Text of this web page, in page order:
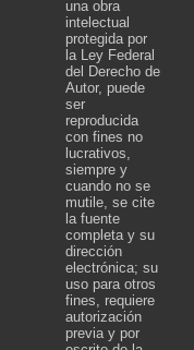
una obra
intelectual
protegida por
la Ley Federal
del Derecho de
Autor, puede
ser
reproducida
con fines no
lucrativos,
siempre y
cuando no se
mutile, se cite
la fuente
completa y su
dirección
electrónica; su
uso para otros
fines, requiere
autorización
previa y por